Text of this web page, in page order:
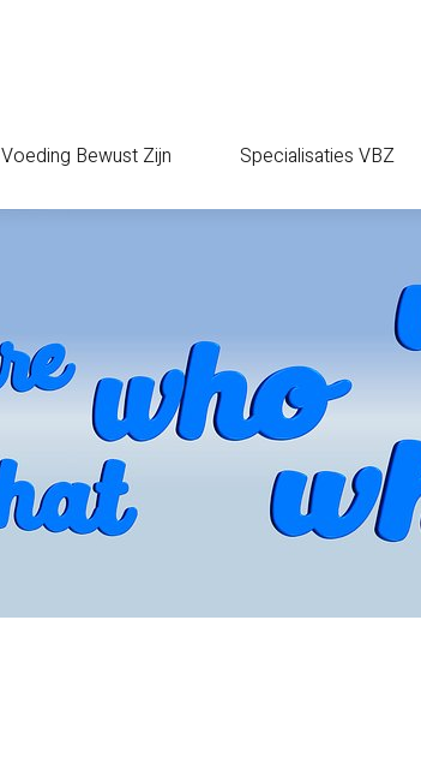
Voeding Bewust Zijn Specialisaties VBZ